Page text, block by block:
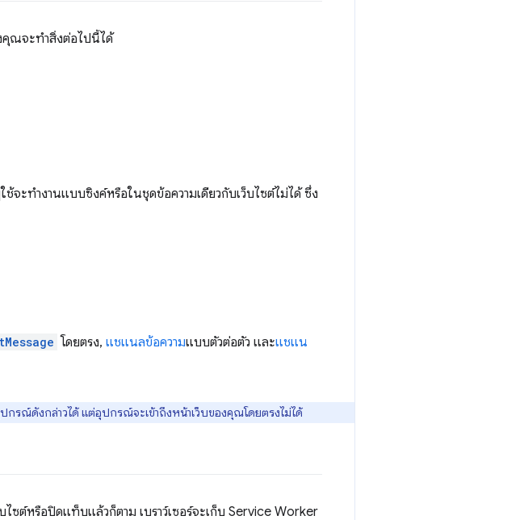
คุณจะทำสิ่งต่อไปนี้ได้
ะทํางานแบบซิงค์หรือในชุดข้อความเดียวกับเว็บไซต์ไม่ได้ ซึ่ง
โดยตรง, แชแนลข้อความแบบตัวต่อตัว และแชแน
รณ์ดังกล่าวได้ แต่อุปกรณ์จะเข้าถึงหน้าเว็บของคุณโดยตรงไม่ได้
ซต์หรือปิดแท็บแล้วก็ตาม เบราว์เซอร์จะเก็บ Service Worker